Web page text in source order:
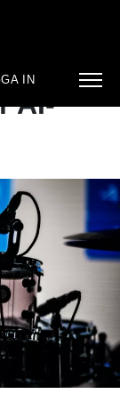
IN
AI-